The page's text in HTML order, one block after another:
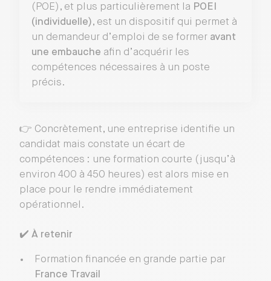
(POE), et plus particulièrement la POEI
(individuelle), est un dispositif qui permet à
un demandeur d’emploi de se former avant
une embauche afin d’acquérir les
compétences nécessaires à un poste
précis.
👉 Concrètement, une entreprise identifie un
candidat mais constate un écart de
compétences : une formation courte (jusqu’à
environ 400 à 450 heures) est alors mise en
place pour le rendre immédiatement
opérationnel.
✔️ À retenir
Formation financée en grande partie par
France Travail